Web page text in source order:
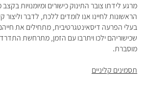
מרגע לידתו צובר התינוק כישורים ומיומנויות
הראשונות לחיינו אנו לומדים ללכת, לדבר וליצור
בעלי הפרעה דיסאינטגרטיבית, מתחילים את
שכישוריהם ילכו ויתרבו עם הזמן, מתרחשת
מוסברת.
תסמינים קליניים